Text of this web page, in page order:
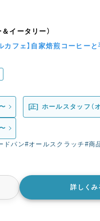
イータリー）
フェ】自家焙煎コーヒー
[正]
ホールスタッフ（
ウンダー）
ドパン#オールスクラッチ #商
詳しくみ